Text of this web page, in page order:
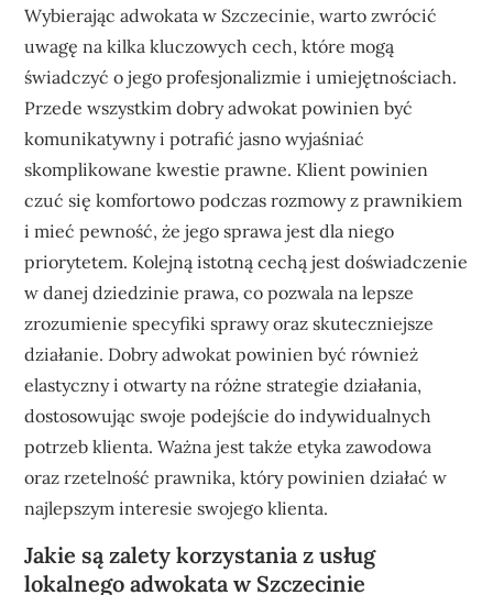
Wybierając adwokata w Szczecinie, warto zwrócić
uwagę na kilka kluczowych cech, które mogą
świadczyć o jego profesjonalizmie i umiejętnościach.
Przede wszystkim dobry adwokat powinien być
komunikatywny i potrafić jasno wyjaśniać
skomplikowane kwestie prawne. Klient powinien
czuć się komfortowo podczas rozmowy z prawnikiem
i mieć pewność, że jego sprawa jest dla niego
priorytetem. Kolejną istotną cechą jest doświadczenie
w danej dziedzinie prawa, co pozwala na lepsze
zrozumienie specyfiki sprawy oraz skuteczniejsze
działanie. Dobry adwokat powinien być również
elastyczny i otwarty na różne strategie działania,
dostosowując swoje podejście do indywidualnych
potrzeb klienta. Ważna jest także etyka zawodowa
oraz rzetelność prawnika, który powinien działać w
najlepszym interesie swojego klienta.
Jakie są zalety korzystania z usług
lokalnego adwokata w Szczecinie